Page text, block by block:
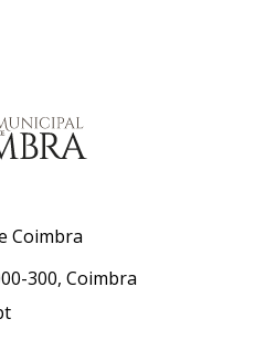
Coimbra
300, Coimbra